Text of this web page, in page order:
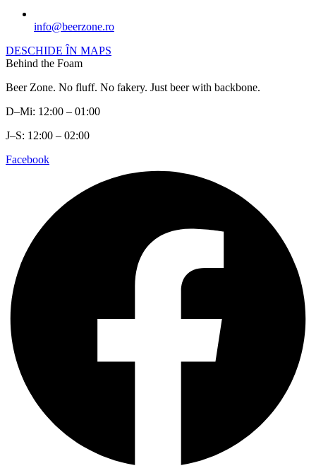
info@beerzone.ro
DESCHIDE ÎN MAPS
Behind the Foam
Beer Zone. No fluff. No fakery. Just beer with backbone.
D–Mi: 12:00 – 01:00
J–S: 12:00 – 02:00
Facebook